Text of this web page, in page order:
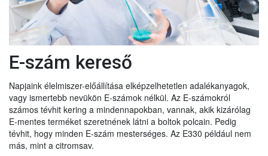
E-szám kereső
Napjaink élelmiszer-előállítása elképzelhetetlen adalékanyagok,
vagy ismertebb nevükön E-számok nélkül. Az E-számokról
számos tévhit kering a mindennapokban, vannak, akik kizárólag
E-mentes terméket szeretnének látni a boltok polcain. Pedig
tévhit, hogy minden E-szám mesterséges. Az E330 például nem
más, mint a citromsav.